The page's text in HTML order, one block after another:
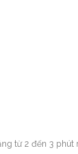
từ 2 đến 3 phút